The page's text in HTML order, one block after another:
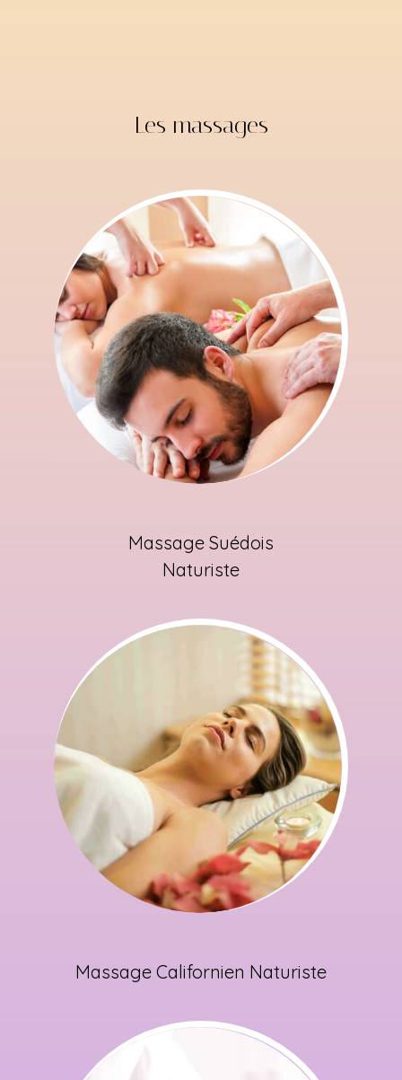
Les massages
Massage Suédois
Naturiste
Massage Californien Naturiste